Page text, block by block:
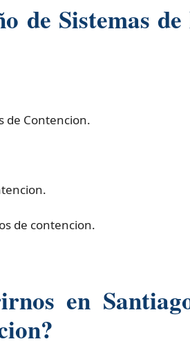
de Sistemas
de Contencion.
de contencion.
en